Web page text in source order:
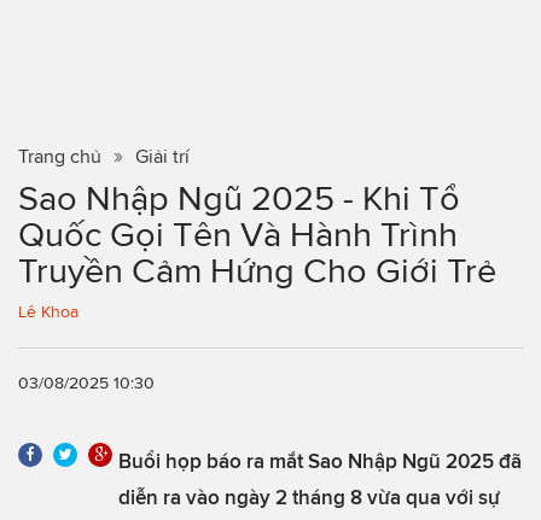
Trang chủ Giải trí
Sao Nhập Ngũ 2025 - Khi Tổ
Quốc Gọi Tên Và Hành Trình
Truyền Cảm Hứng Cho Giới Trẻ
Lê Khoa
03/08/2025 10:30
Buổi họp báo ra mắt Sao Nhập Ngũ 2025 đã
diễn ra vào ngày 2 tháng 8 vừa qua với sự